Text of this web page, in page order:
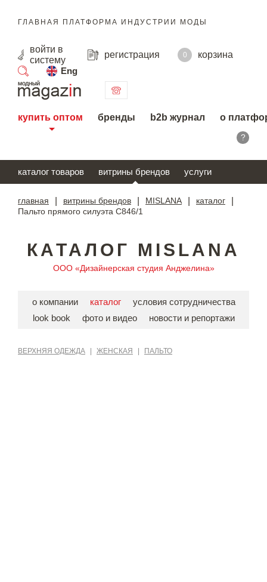
ГЛАВНАЯ ПЛАТФОРМА ИНДУСТРИИ МОДЫ
войти в
систему
регистрация 0
корзина
Eng
поиск
купить оптом бренды b2b журнал о
?
каталог товаров витрины брендов услуги
главная витрины брендов MISLANA каталог
Пальто прямого силуэта С846/1
КАТАЛОГ MISLANA
ООО «Дизайнерская студия Анджелина»
о компании каталог
условия сотрудничества
look book
фото и видео новости и репортажи
ВЕРХНЯЯ ОДЕЖДА ЖЕНСКАЯ ПАЛЬТО